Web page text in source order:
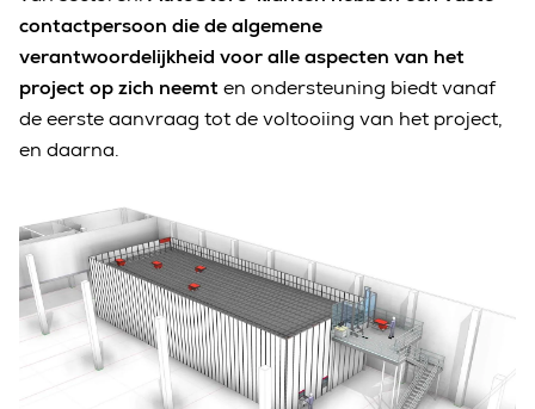
contactpersoon die de algemene
verantwoordelijkheid voor alle aspecten van het
project op zich neemten ondersteuning biedt vanaf
de eerste aanvraag tot de voltooiing van het project,
en daarna.